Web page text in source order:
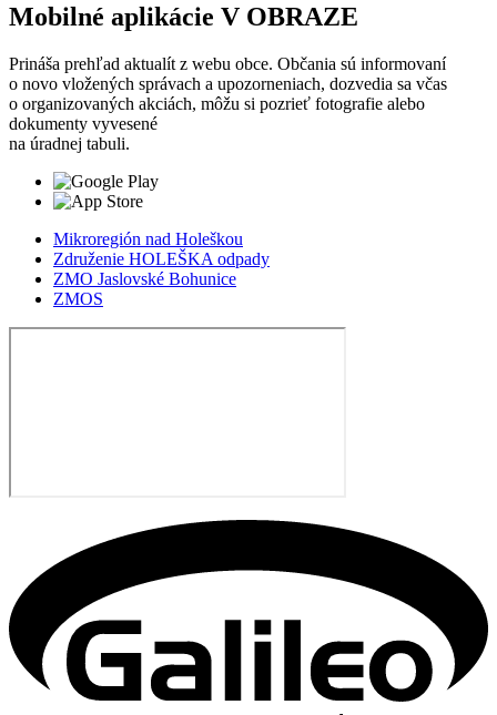
Mobilné aplikácie V OBRAZE
Prináša prehľad aktualít z webu obce. Občania sú informovaní
o novo vložených správach a upozorneniach, dozvedia sa včas
o organizovaných akciách, môžu si pozrieť fotografie alebo
dokumenty vyvesené
na úradnej tabuli.
Mikroregión nad Holeškou
Združenie HOLEŠKA odpady
ZMO Jaslovské Bohunice
ZMOS